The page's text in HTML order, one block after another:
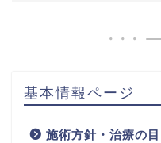
基本情報ページ
施術方針・治療の